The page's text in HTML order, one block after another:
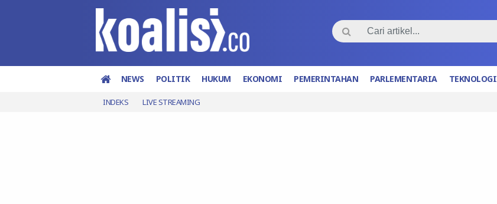
NEWS POLITIK HUKUM EKONOMI PEMERINTAHAN PARLEMENTARIA TEKNOLOGI
INDEKS LIVE STREAMING